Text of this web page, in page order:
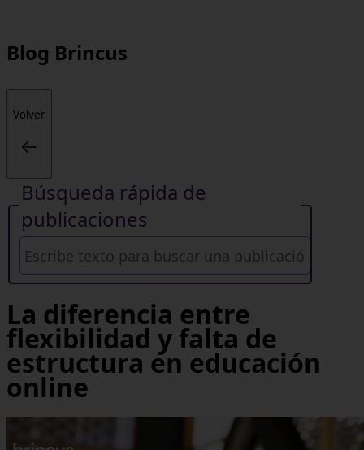
Blog Brincus
Volver
Búsqueda rápida de
publicaciones
La diferencia entre
flexibilidad y falta de
estructura en educación
online